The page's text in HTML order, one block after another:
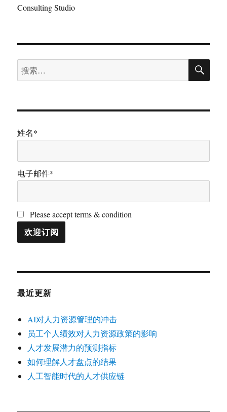
Consulting Studio
搜
索：
搜
姓名*
电子邮件*
Please accept terms & condition
最近更新
AI对人力资源管理的冲击
员工个人绩效对人力资源政策的影响
人才发展潜力的预测指标
如何理解人才盘点的结果
人工智能时代的人才供应链